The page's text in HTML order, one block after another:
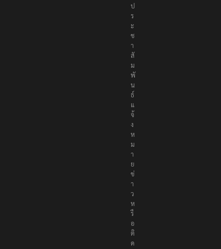
ป
ร
ะ
ช
า
สั
ม
พั
น
ธ์
แ
จ้
ง
ห
ม
า
ย
ข่
า
ว
ห
รื
อ
ติ
ด